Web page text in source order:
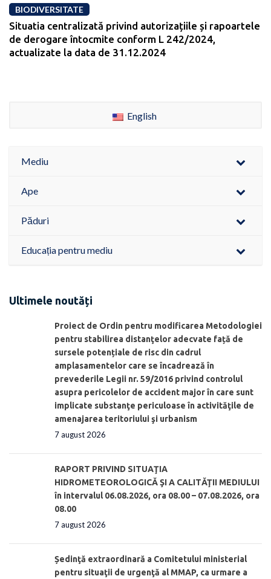
BIODIVERSITATE
Situatia centralizată privind autorizațiile și rapoartele
de derogare întocmite conform L 242/2024,
actualizate la data de 31.12.2024
English
Mediu
Ape
Păduri
Educația pentru mediu
Ultimele noutăți
Proiect de Ordin pentru modificarea Metodologiei
pentru stabilirea distanţelor adecvate față de
sursele potențiale de risc din cadrul
amplasamentelor care se încadrează în
prevederile Legii nr. 59/2016 privind controlul
asupra pericolelor de accident major în care sunt
implicate substanţe periculoase în activităţile de
amenajarea teritoriului şi urbanism
7 august 2026
RAPORT PRIVIND SITUAŢIA
HIDROMETEOROLOGICĂ ŞI A CALITĂŢII MEDIULUI
în intervalul 06.08.2026, ora 08.00 – 07.08.2026, ora
08.00
7 august 2026
Ședinţă extraordinară a Comitetului ministerial
pentru situaţii de urgenţă al MMAP, ca urmare a